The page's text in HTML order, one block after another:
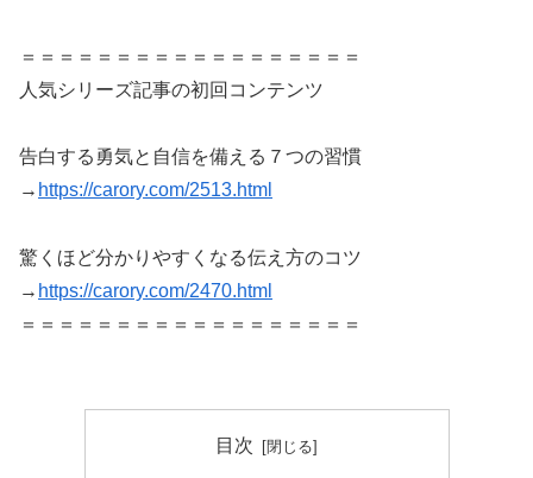
＝＝＝＝＝＝＝＝＝＝＝＝＝＝＝＝＝＝
人気シリーズ記事の初回コンテンツ
告白する勇気と自信を備える７つの習慣
→ https://carory.com/2513.html
驚くほど分かりやすくなる伝え方のコツ
→ https://carory.com/2470.html
＝＝＝＝＝＝＝＝＝＝＝＝＝＝＝＝＝＝
目次